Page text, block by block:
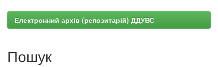
Електронний архів (репозитарій) ДДУВС
Пошук